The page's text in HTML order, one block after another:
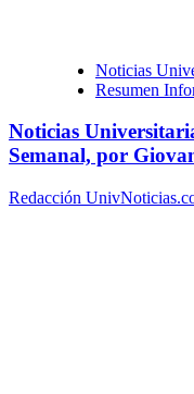
Noticias
Resumen
Noticias
Semanal, por
Redacción